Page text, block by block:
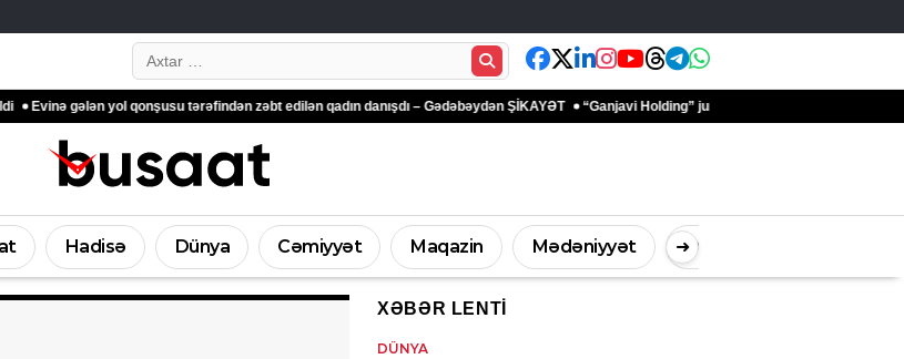
Search…
gələn yol qonşusu tərəfindən zəbt edilən qadın danışdı – Gədəbəydən ŞİKAYƏT “Ganjavi Holding” jurnalistləri peşə bayramı münasibətilə
Hadisə Dünya Cəmiyyət Maqazin Mədəniyyət Digər
➜
XƏBƏR LENTI
DÜNYA